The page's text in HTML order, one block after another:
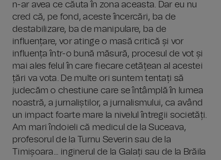
n-ar avea ce căuta în zona aceasta. Dar eu nu
cred că, pe fond, aceste încercări, ba de
destabilizare, ba de manipulare, ba de
influențare, vor atinge o masă critică și vor
influența într-o bună măsură, procesul de vot și
mai ales felul în care fiecare cetățean al acestei
țări va vota. De multe ori suntem tentați să
judecăm o chestiune care se întâmplă în lumea
noastră, a jurnaliștilor, a jurnalismului, ca având
un impact foarte mare la nivelul întregii societăți.
Am mari îndoieli că medicul de la Suceava,
profesorul de la Turnu Severin sau de la
Timișoara... inginerul de la Galați sau de la Brăila